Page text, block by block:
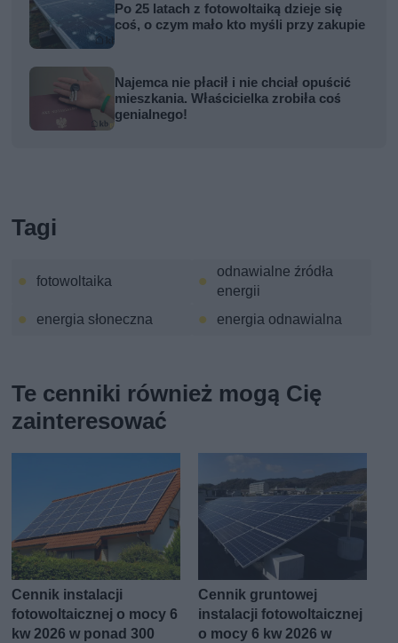
Po 25 latach z fotowoltaiką dzieje się
coś, o czym mało kto myśli przy zakupie
Najemca nie płacił i nie chciał opuścić
mieszkania. Właścicielka zrobiła coś
genialnego!
Tagi
fotowoltaika
odnawialne źródła
energii
energia słoneczna
energia odnawialna
Te cenniki również mogą Cię
zainteresować
Cennik instalacji
fotowoltaicznej o mocy 6
kw 2026 w ponad 300
Cennik gruntowej
instalacji fotowoltaicznej
o mocy 6 kw 2026 w